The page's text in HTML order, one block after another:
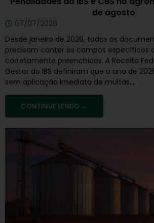
de agosto
07/07/2026
Desde janeiro de 2026, todos os
precisam conter os campos específicos
corretamente preenchidos. A Receita
Gestor do IBS definiram que o ano de
sem aplicação imediata de multas,...
CONTINUE LENDO →